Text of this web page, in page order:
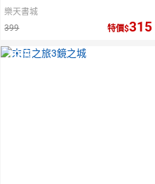
樂天書城
399
特價 315
10倍